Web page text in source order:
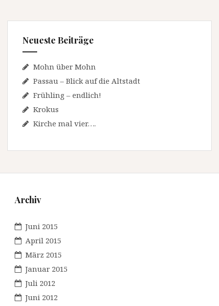
Neueste Beiträge
Mohn über Mohn
Passau – Blick auf die Altstadt
Frühling – endlich!
Krokus
Kirche mal vier….
Archiv
Juni 2015
April 2015
März 2015
Januar 2015
Juli 2012
Juni 2012